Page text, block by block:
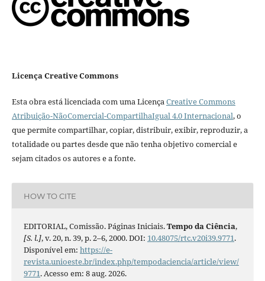
Licença Creative Commons
Esta obra está licenciada com uma LicençaCreative Commons
Atribuição-NãoComercial-CompartilhaIgual 4.0 Internacional, o
que permite compartilhar, copiar, distribuir, exibir, reproduzir, a
totalidade ou partes desde que não tenha objetivo comercial e
sejam citados os autores e a fonte.
HOW TO CITE
EDITORIAL, Comissão. Páginas Iniciais.Tempo da Ciência,
[S. l.], v. 20, n. 39, p. 2–6, 2000. DOI: 10.48075/rtc.v20i39.9771.
Disponível em: https://e-
revista.unioeste.br/index.php/tempodaciencia/article/view/
9771. Acesso em: 8 aug. 2026.